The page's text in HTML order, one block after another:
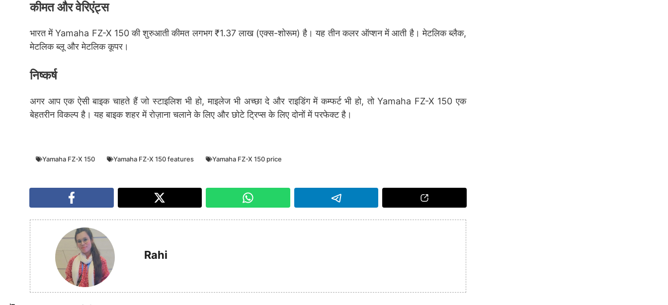
कीमत और वेरिएंट्स
भारत में Yamaha FZ-X 150 की शुरुआती कीमत लगभग ₹1.37 लाख (एक्स-शोरूम) है। यह तीन कलर ऑप्शन में आती है। मेटलिक ब्लैक,
मेटलिक ब्लू और मेटलिक कूपर।
निष्कर्ष
अगर आप एक ऐसी बाइक चाहते हैं जो स्टाइलिश भी हो, माइलेज भी अच्छा दे और राइडिंग में कम्फर्ट भी हो, तो Yamaha FZ-X 150 एक
बेहतरीन विकल्प है। यह बाइक शहर में रोज़ाना चलाने के लिए और छोटे ट्रिप्स के लिए दोनों में परफेक्ट है।
Yamaha FZ-X 150 Yamaha FZ-X 150 features Yamaha FZ-X 150 price
Rahi